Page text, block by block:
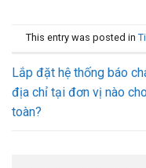
This entry was posted in
Lắp đặt hệ thống báo
địa chỉ tại đơn vị nào
toàn?